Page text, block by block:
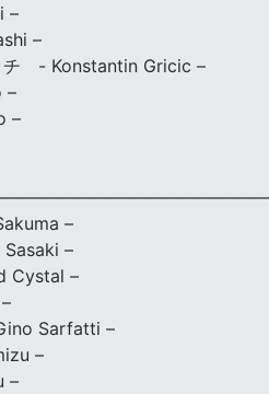
–
–
チ - Konstantin Gricic –
–
–
–
–
Cystal –
Sarfatti –
–
–